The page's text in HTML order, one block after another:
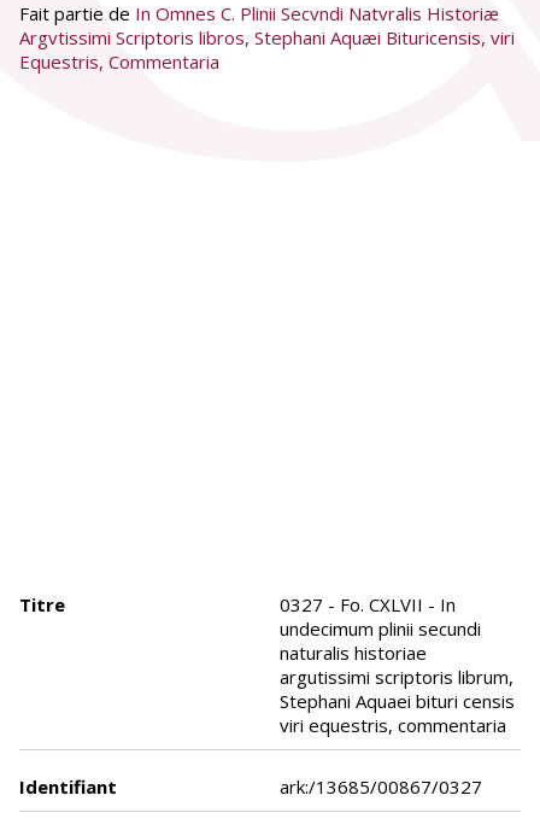
Fait partie de In Omnes C. Plinii Secvndi Natvralis Historiæ
Argvtissimi Scriptoris libros, Stephani Aquæi Bituricensis, viri
Equestris, Commentaria
Titre
0327 - Fo. CXLVII - In
undecimum plinii secundi
naturalis historiae
argutissimi scriptoris librum,
Stephani Aquaei bituri censis
viri equestris, commentaria
Identifiant ark:/13685/00867/0327